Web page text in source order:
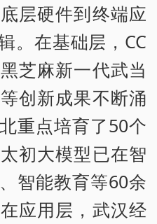
层硬件到终端应
。在基础层，CC
芝麻新一代武当
创新成果不断涌
重点培育了50个
初大模型已在智
智能教育等60余
应用层，武汉经